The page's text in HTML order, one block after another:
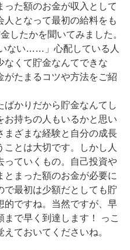
った額のお金が収入として
人となって最初の給料をも
したかを聞いてみました。
ない……」心配している人
なくて貯金なんてできな
がたまるコツや方法をご紹
ばかりだから貯金なんてし
お持ちの人もいるかと思い
まざまな経験と自分の成長
とは大切です。しかし人
っていくもの。自己投資や
まった額のお金が必要に
で最初は少額だとしても貯
的ですね。当然ですが、早
まで早く到達します！ っこ
ておいてくださいね。